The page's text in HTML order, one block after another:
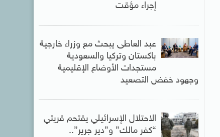
إجراء مؤقت
عبد العاطى يبحث مع وزراء خارجية
باكستان وتركيا والسعودية
مستجدات الأوضاع الإقليمية
وجهود خفض التصعيد
الاحتلال الإسرائيلي يقتحم قريتي
“كفر مالك” و”دير جرير”..